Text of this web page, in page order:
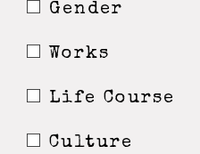
Gender
Works
Life Course
Culture